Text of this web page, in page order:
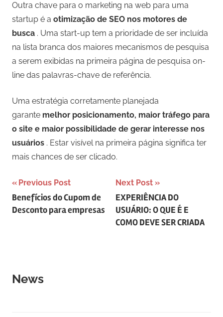
Outra chave para o marketing na web para uma
startup é a otimização de SEO nos motores de
busca . Uma start-up tem a prioridade de ser incluída
na lista branca dos maiores mecanismos de pesquisa
a serem exibidas na primeira página de pesquisa on-
line das palavras-chave de referência.
Uma estratégia corretamente planejada
garante melhor posicionamento, maior tráfego para
o site e maior possibilidade de gerar interesse nos
usuários . Estar visível na primeira página significa ter
mais chances de ser clicado.
Navegação
de
Previous Post
Benefícios do Cupom de
Desconto para empresas
Next Post
EXPERIÊNCIA DO
USUÁRIO: O QUE É E
COMO DEVE SER CRIADA
News